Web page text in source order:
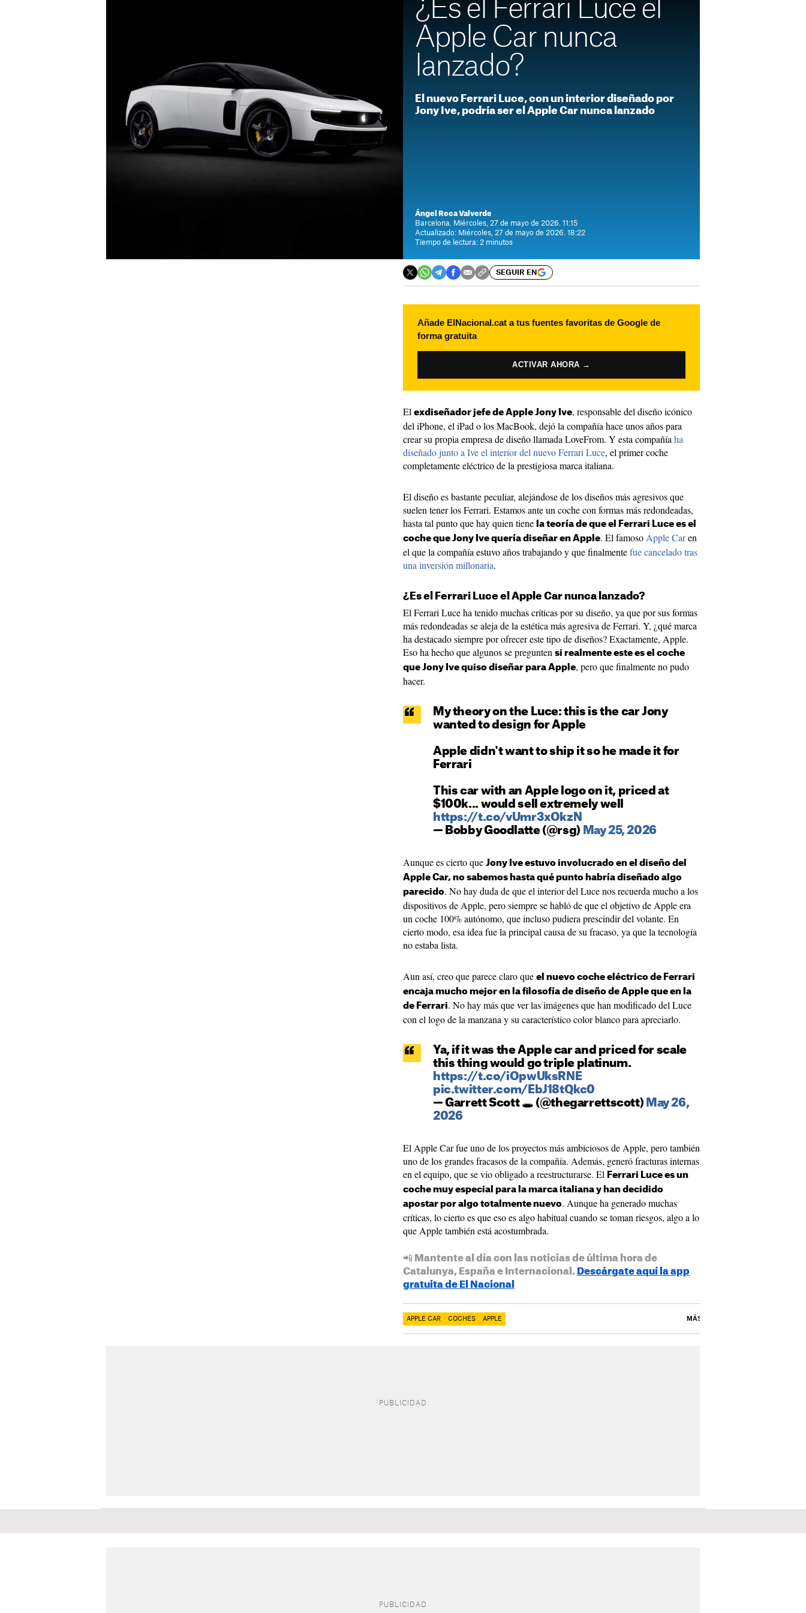
¿Es el Ferrari Luce el
Apple Car nunca
lanzado?
El nuevo Ferrari Luce, con un interior diseñado por
Jony Ive, podría ser el Apple Car nunca lanzado
Ángel Roca Valverde
Barcelona. Miércoles, 27 de mayo de 2026. 11:15
Actualizado: Miércoles, 27 de mayo de 2026. 18:22
Tiempo de lectura: 2 minutos
SEGUIR EN
Añade ElNacional.cat a tus fuentes favoritas de Google de
forma gratuita
ACTIVAR AHORA →
El exdiseñador jefe de Apple Jony Ive, responsable del diseño icónico
del iPhone, el iPad o los MacBook, dejó la compañía hace unos años para
crear su propia empresa de diseño llamada LoveFrom. Y esta compañía ha
diseñado junto a Ive el interior del nuevo Ferrari Luce, el primer coche
completamente eléctrico de la prestigiosa marca italiana.
El diseño es bastante peculiar, alejándose de los diseños más agresivos que
suelen tener los Ferrari. Estamos ante un coche con formas más redondeadas,
hasta tal punto que hay quien tiene la teoría de que el Ferrari Luce es el
coche que Jony Ive quería diseñar en Apple. El famoso Apple Caren
el que la compañía estuvo años trabajando y que finalmentefue cancelado tras
una inversión millonaria.
¿Es el Ferrari Luce el Apple Car nunca lanzado?
El Ferrari Luce ha tenido muchas críticas por su diseño, ya que por sus formas
más redondeadas se aleja de la estética más agresiva de Ferrari. Y, ¿qué marca
ha destacado siempre por ofrecer este tipo de diseños? Exactamente, Apple.
Eso ha hecho que algunos se pregunten si realmente este es el coche
que Jony Ive quiso diseñar para Apple, pero que finalmente no pudo
hacer.
My theory on the Luce: this is the car Jony
wanted to design for Apple
Apple didn't want to ship it so he made it for
Ferrari
This car with an Apple logo on it, priced at
$100k... would sell extremely well
https://t.co/vUmr3xOkzN
— Bobby Goodlatte (@rsg) May 25, 2026
Aunque es cierto que Jony Ive estuvo involucrado en el diseño del
Apple Car, no sabemos hasta qué punto habría diseñado algo
parecido. No hay duda de que el interior del Luce nos recuerda mucho a los
dispositivos de Apple, pero siempre se habló de que el objetivo de Apple era
un coche 100% autónomo, que incluso pudiera prescindir del volante. En
cierto modo, esa idea fue la principal causa de su fracaso, ya que la tecnología
no estaba lista.
Aun así, creo que parece claro que el nuevo coche eléctrico de Ferrari
encaja mucho mejor en la filosofía de diseño de Apple que en la
de Ferrari. No hay más que ver las imágenes que han modificado del Luce
con el logo de la manzana y su característico color blanco para apreciarlo.
Ya, if it was the Apple car and priced for scale
this thing would go triple platinum.
https://t.co/iOpwUksRNE
pic.twitter.com/EbJ18tQkc0
— Garrett Scott 🕳 (@thegarrettscott) May 26,
2026
El Apple Car fue uno de los proyectos más ambiciosos de Apple, pero también
uno de los grandes fracasos de la compañía. Además, generó fracturas internas
en el equipo, que se vio obligado a reestructurarse. El Ferrari Luce es un
coche muy especial para la marca italiana y han decidido
apostar por algo totalmente nuevo. Aunque ha generado muchas
críticas, lo cierto es que eso es algo habitual cuando se toman riesgos, algo a lo
que Apple también está acostumbrada.
📲 Mantente al día con las noticias de última hora de
Catalunya, España e Internacional. Descárgate aquí la app
gratuita de El Nacional
APPLE CAR COCHES APPLE MÁS